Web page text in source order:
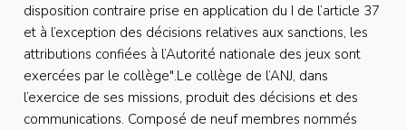
disposition contraire prise en application du I de l’article 37
et à l’exception des décisions relatives aux sanctions, les
attributions confiées à l’Autorité nationale des jeux sont
exercées par le collège".Le collège de l’ANJ, dans
l’exercice de ses missions, produit des décisions et des
communications. Composé de neuf membres nommés